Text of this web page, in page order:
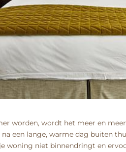
worden, wordt het meer en
een lange, warme dag buiten
woning niet binnendringt en